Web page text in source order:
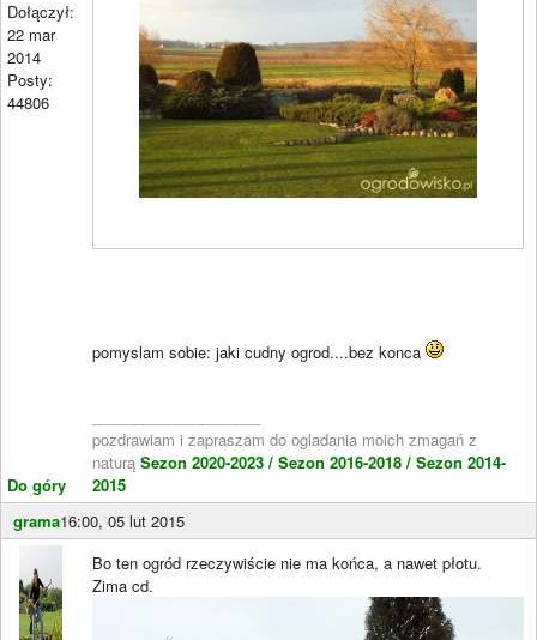
Dołączył:
22 mar
2014
Posty:
44806
Do góry
pomyslam sobie: jaki cudny ogrod....bez konca
pozdrawiam i zapraszam do ogladania moich zmagań z
naturą Sezon 2020-2023 / Sezon 2016-2018 / Sezon 2014-
2015
grama16:00, 05 lut 2015
Bo ten ogród rzeczywiście nie ma końca, a nawet płotu.
Zima cd.